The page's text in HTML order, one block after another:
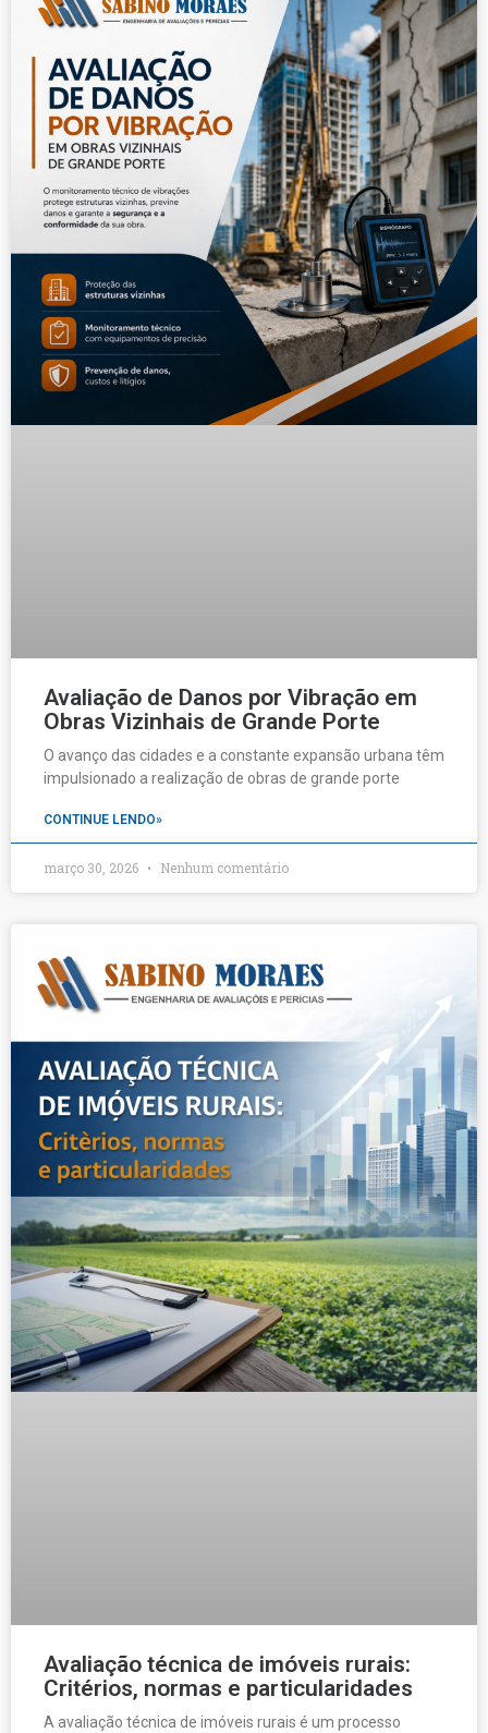
Avaliação de Danos por Vibração em
Obras Vizinhais de Grande Porte
O avanço das cidades e a constante expansão urbana têm
impulsionado a realização de obras de grande porte
CONTINUE LENDO»
março 30, 2026 Nenhum comentário
Avaliação técnica de imóveis rurais:
Critérios, normas e particularidades
A avaliação técnica de imóveis rurais é um processo